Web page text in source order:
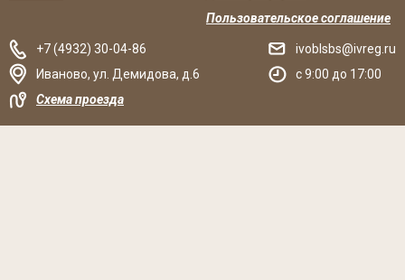
Пользовательское соглашение
+7 (4932) 30-04-86
Иваново, ул. Демидова, д.6
Схема проезда
ivoblsbs@ivreg.ru
c 9:00 до 17:00